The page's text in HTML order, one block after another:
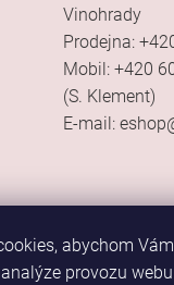
abychom
provozu
Vinohrady
Prodejna:
Mobil: +420
(S. Klement)
E-mail: